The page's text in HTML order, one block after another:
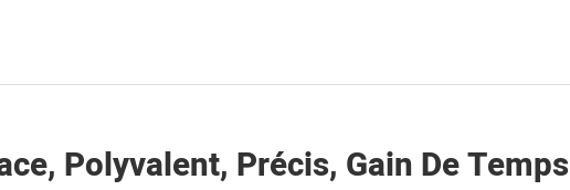
Polyvalent, Précis, Gain De Temps